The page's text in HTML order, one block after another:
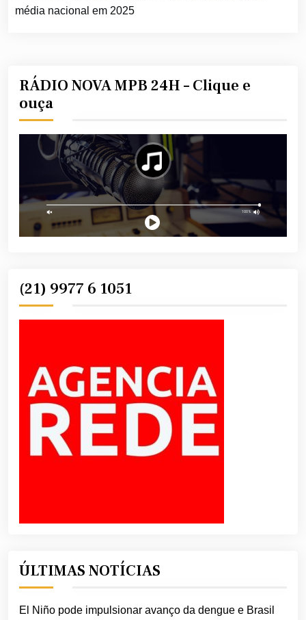
média nacional em 2025
RÁDIO NOVA MPB 24H – Clique e
ouça
(21) 9977 6 1051
ÚLTIMAS NOTÍCIAS
El Niño pode impulsionar avanço da dengue e Brasil